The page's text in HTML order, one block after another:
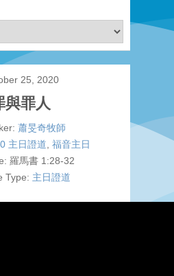
25, 2020
與罪人
蕭旻奇牧師
主日證道 福音主日
羅馬書 1:28-32
Type: 主日證道